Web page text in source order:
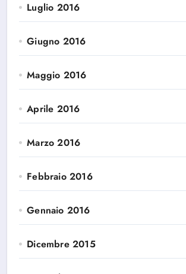
Luglio 2016
Giugno 2016
Maggio 2016
Aprile 2016
Marzo 2016
Febbraio 2016
Gennaio 2016
Dicembre 2015